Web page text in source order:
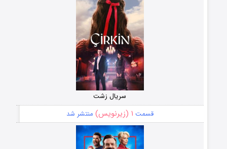
سریال زشت
قسمت ۱ (زیرنویس) منتشر شد